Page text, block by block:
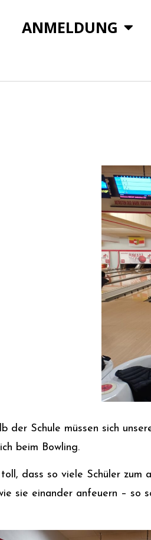
ANMELDUNG
der Schule müssen sich
beim Bowling.
dass so viele Schüler zum
sie einander anfeuern – so